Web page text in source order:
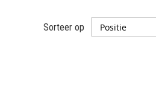
Sorteer op